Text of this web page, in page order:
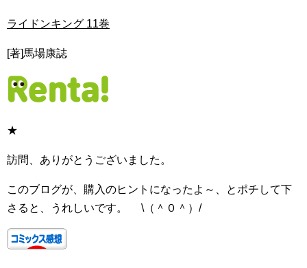
ライドンキング 11巻
[著]馬場康誌
★
訪問、ありがとうございました。
このブログが、購入のヒントになったよ～、とポチして下
さると、うれしいです。 \（＾０＾）/